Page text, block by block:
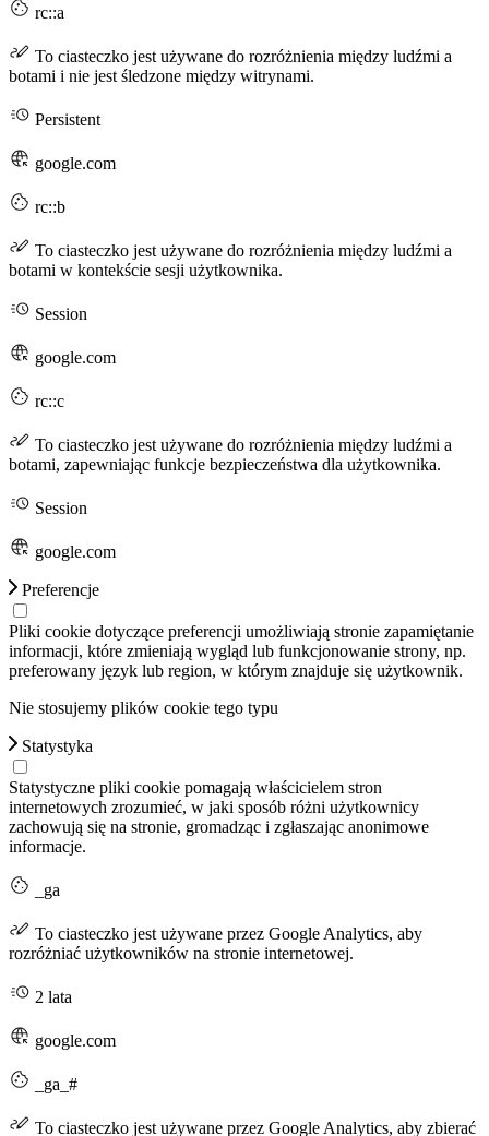
rc::a
To ciasteczko jest używane do rozróżnienia między ludźmi a
botami i nie jest śledzone między witrynami.
Persistent
google.com
rc::b
To ciasteczko jest używane do rozróżnienia między ludźmi a
botami w kontekście sesji użytkownika.
Session
google.com
rc::c
To ciasteczko jest używane do rozróżnienia między ludźmi a
botami, zapewniając funkcje bezpieczeństwa dla użytkownika.
Session
google.com
Preferencje
Pliki cookie dotyczące preferencji umożliwiają stronie zapamiętanie
informacji, które zmieniają wygląd lub funkcjonowanie strony, np.
preferowany język lub region, w którym znajduje się użytkownik.
Nie stosujemy plików cookie tego typu
Statystyka
Statystyczne pliki cookie pomagają właścicielem stron
internetowych zrozumieć, w jaki sposób różni użytkownicy
zachowują się na stronie, gromadząc i zgłaszając anonimowe
informacje.
_ga
To ciasteczko jest używane przez Google Analytics, aby
rozróżniać użytkowników na stronie internetowej.
2 lata
google.com
_ga_#
To ciasteczko jest używane przez Google Analytics, aby zbierać